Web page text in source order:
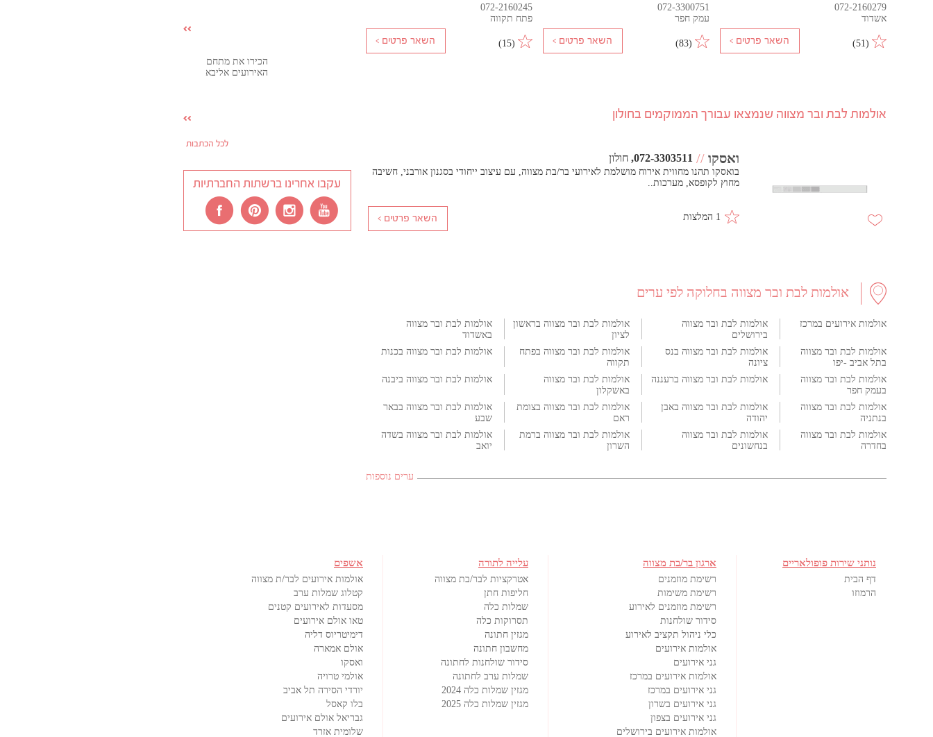
072-2160279
אשדוד
(
51
)
072-3300751
עמק חפר
(
83
)
072-2160245
פתח תקווה
(
15
)
אולמות לבת ובר מצווה שנמצאו עבורך הממוקמים בחולון
ואסקו //
072-3303511 חולון
בואסקו תהנו מחווית אירוח מושלמת לאירועי בר/בת מצווה, עם עיצוב ייחודי בסגנון אורבני, חשיבה
מחוץ לקופסא, מערכות..
1 המלצות
אולמות לבת ובר מצווה בחלוקה לפי ערים
אולמות אירועים במרכז
אולמות לבת ובר מצווה
בירושלים
אולמות לבת ובר מצווה בראשון
לציון
אולמות לבת ובר מצווה
באשדוד
אולמות לבת ובר מצווה
בתל אביב -יפו
אולמות לבת ובר מצווה בנס
ציונה
אולמות לבת ובר מצווה בפתח
תקווה
אולמות לבת ובר מצווה בכנות
אולמות לבת ובר מצווה
בעמק חפר
אולמות לבת ובר מצווה ברעננה
אולמות לבת ובר מצווה
באשקלון
אולמות לבת ובר מצווה ביבנה
אולמות לבת ובר מצווה
בנתניה
אולמות לבת ובר מצווה באבן
יהודה
אולמות לבת ובר מצווה בצומת
ראם
אולמות לבת ובר מצווה בבאר
שבע
אולמות לבת ובר מצווה
בחדרה
אולמות לבת ובר מצווה
בנחשונים
אולמות לבת ובר מצווה ברמת
השרון
אולמות לבת ובר מצווה בשדה
יואב
ערים נוספות
הכירו את מתחם
האירועים אליבא
לכל הכתבות
עקבו אחרינו ברשתות החברתיות
נותני שירות פופולאריים
דף הבית
הרמוזו
ארגון בר/בת מצווה
רשימת מוזמנים
רשימת משימות
רשימת מוזמנים לאירוע
סידור שולחנות
כלי ניהול תקציב לאירוע
אולמות אירועים
גני אירועים
אולמות אירועים במרכז
גני אירועים במרכז
גני אירועים בשרון
גני אירועים בצפון
אולמות אירועים בירושלים
עלייה לתורה
אטרקציות לבר/בת מצווה
חליפות חתן
שמלות כלה
תסרוקות כלה
מגזין חתונה
מחשבון חתונה
סידור שולחנות לחתונה
שמלות ערב לחתונה
מגזין שמלות כלה 2024
מגזין שמלות כלה 2025
אשפים
אולמות אירועים לבר/ת מצווה
קטלוג שמלות ערב
מסעדות לאירועים קטנים
טאו אולם אירועים
דימיטריוס דליה
אולם אמארה
ואסקו
אולמי טרויה
יורדי הסירה תל אביב
בלו קאסל
גבריאל אולם אירועים
שלומית אזרד